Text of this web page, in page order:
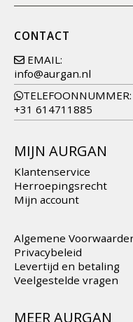
CONTACT
EMAIL:
info@aurgan.nl
TELEFOONNUMMER:
+31 614711885
MIJN AURGAN
Klantenservice
Herroepingsrecht
Mijn account
Algemene
Privacybeleid
Levertijd en betaling
Veelgestelde vragen
MEER AURGAN